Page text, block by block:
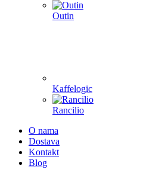
Outin
Kaffelogic
Rancilio
O nama
Dostava
Kontakt
Blog